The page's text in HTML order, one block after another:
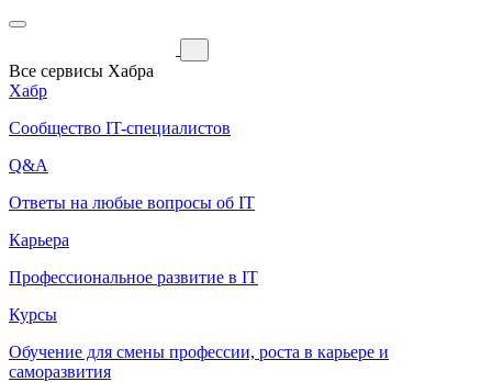
Все сервисы Хабра
Хабр
Сообщество IT-специалистов
Q&A
Ответы на любые вопросы об IT
Карьера
Профессиональное развитие в IT
Курсы
Обучение для смены профессии, роста в карьере и
саморазвития